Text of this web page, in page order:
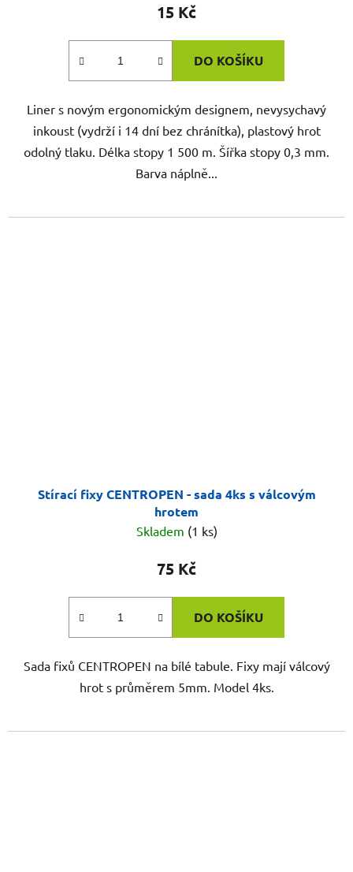
15 Kč
DO KOŠÍKU
Liner s novým ergonomickým designem, nevysychavý
inkoust (vydrží i 14 dní bez chránítka), plastový hrot
odolný tlaku. Délka stopy 1 500 m. Šířka stopy 0,3 mm.
Barva náplně...
Stírací fixy CENTROPEN - sada 4ks s válcovým
hrotem
Skladem (1 ks)
75 Kč
DO KOŠÍKU
Sada fixů CENTROPEN na bílé tabule. Fixy mají válcový
hrot s průměrem 5mm. Model 4ks.